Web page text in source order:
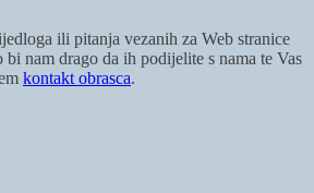
ili pitanja vezanih za Web stranice
nam drago da ih podijelite s nama te Vas
kontakt obrasca.